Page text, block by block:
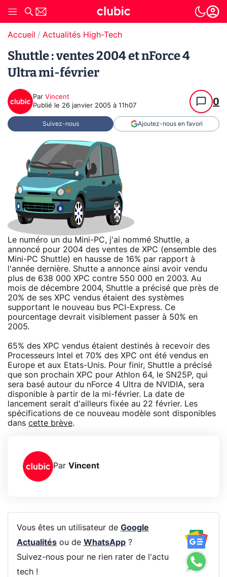
Accueil Actualités High-Tech
Shuttle : ventes 2004 et nForce 4
Ultra mi-février
Par Vincent
Publié le 26 janvier 2005 à 11h07 0
Suivez-nous Ajoutez-nous en favori
Le numéro un du Mini-PC, j'ai nommé Shuttle, a
annoncé pour 2004 des ventes de XPC (ensemble des
Mini-PC Shuttle) en hausse de 16% par rapport à
l'année dernière. Shutte a annonce ainsi avoir vendu
plus de 638 000 XPC contre 550 000 en 2003. Au
mois de décembre 2004, Shuttle a précisé que près de
20% de ses XPC vendus étaient des systèmes
supportant le nouveau bus PCI-Express. Ce
pourcentage devrait visiblement passer à 50% en
2005.
65% des XPC vendus étaient destinés à recevoir des
Processeurs Intel et 70% des XPC ont été vendus en
Europe et aux Etats-Unis. Pour finir, Shuttle a précisé
que son prochain XPC pour Athlon 64, le SN25P, qui
sera basé autour du nForce 4 Ultra de NVIDIA, sera
disponible à partir de la mi-février. La date de
lancement serait d'ailleurs fixée au 22 février. Les
spécifications de ce nouveau modèle sont disponibles
dans cette brève.
Par Vincent
Vous êtes un utilisateur de Google
Actualitésou de WhatsApp?
Suivez-nous pour ne rien rater de l'actu
tech !